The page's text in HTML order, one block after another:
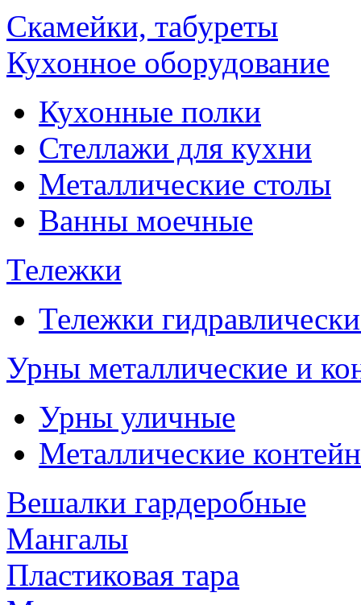
Скамейки, табуреты
Кухонное оборудование
Кухонные полки
Стеллажи для кухни
Металлические столы
Ванны моечные
Тележки
Тележки
Урны металлические и
Урны уличные
Металлические
Вешалки гардеробные
Мангалы
Пластиковая тара